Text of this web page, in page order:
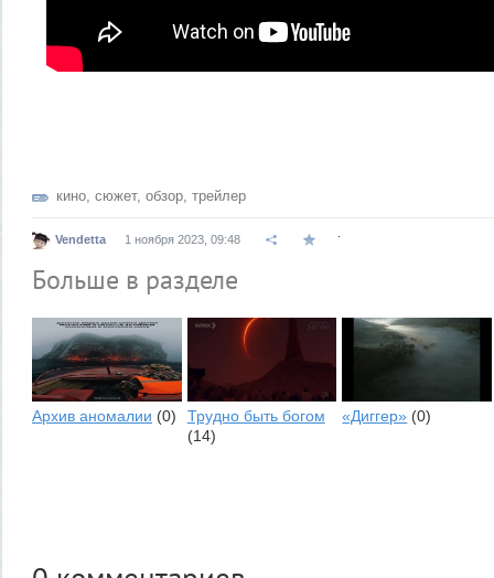
кино, сюжет, обзор, трейлер
Vendetta 1 ноября 2023, 09:48
Больше в разделе
Архив аномалии (0)
Трудно быть богом
(14)
«Диггер» (0)